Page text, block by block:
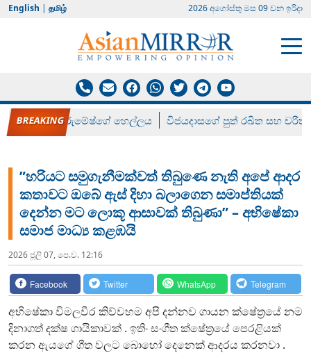
English | தமிழ் 2026 අගෝස්‍තු මස 09 වන ඉරිදා
රන් ගෙනා රුමේෂ්ගේ හෙල්ලය විජයදාසගේ පුත් රඛිත සහ චරිත්
”හරියට සමුගැනීමක්වත් තිබුණෙ නැති අපේ ආදර
කතාවට ඔබේ ඇස් දිහා බලාගෙන සමාප්තියක්
දෙන්න මට ලොකූ ආසාවක් තිබුණා” – අභිෂේකා
සමාජ මාධ්‍ය කළඹයි
2026 ජූලි 07, පෙ.ව. 12:16
Facebook Twitter WhatsApp Telegram
අභිෂේකා විමලවීර කිව්වහම අපි දන්නව ගායන ක්ෂේත්‍රයේ නම
දිනාගත් දක්ෂ ගායිකාවක් . ඉතිං සංගීත ක්ෂේත්‍රයේ පෙරළියක්
කරන ඇයගේ ගීත වලට බොහෝ දෙනෙක් ආදරය කරනවා .